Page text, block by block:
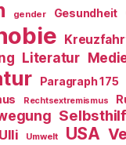
gender Gesundheit
Literatur
Paragraph 175
Rechtsextremismus
Ulli Umwelt USA